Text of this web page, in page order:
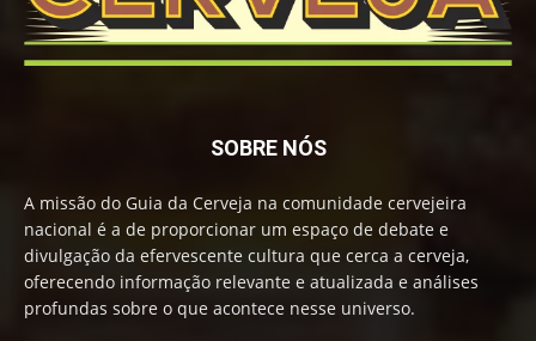
SOBRE NÓS
A missão do Guia da Cerveja na comunidade cervejeira
nacional é a de proporcionar um espaço de debate e
divulgação da efervescente cultura que cerca a cerveja,
oferecendo informação relevante e atualizada e análises
profundas sobre o que acontece nesse universo.